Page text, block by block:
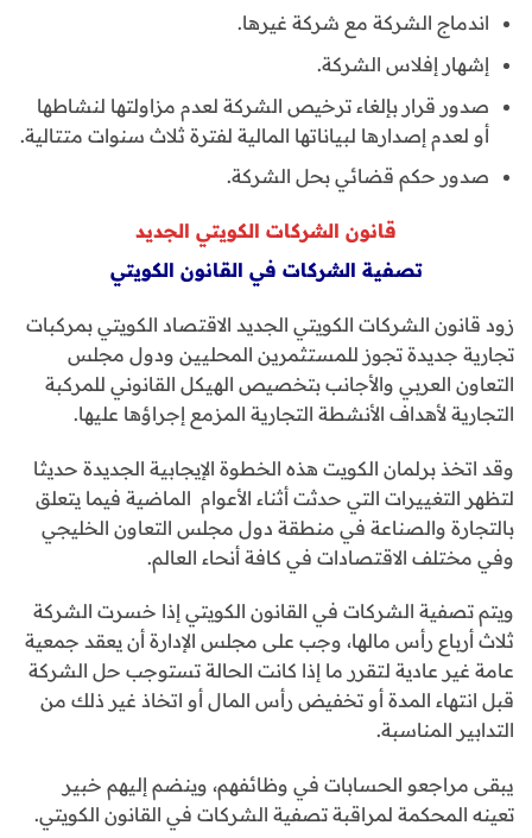
اندماج الشركة مع شركة غيرها.
إشهار إفلاس الشركة.
صدور قرار بإلغاء ترخيص الشركة لعدم مزاولتها لنشاطها
أو لعدم إصدارها لبياناتها المالية لفترة ثلاث سنوات متتالية.
صدور حكم قضائي بحل الشركة.
قانون الشركات الكويتي الجديد
تصفية الشركات في القانون الكويتي
زود قانون الشركات الكويتي الجديد الاقتصاد الكويتي بمركبات
تجارية جديدة تجوز للمستثمرين المحليين ودول مجلس
التعاون العربي والأجانب بتخصيص الهيكل القانوني للمركبة
التجارية لأهداف الأنشطة التجارية المزمع إجراؤها عليها.
وقد اتخذ برلمان الكويت هذه الخطوة الإيجابية الجديدة حديثا
لتظهر التغييرات التي حدثت أثناء الأعوام الماضية فيما يتعلق
بالتجارة والصناعة في منطقة دول مجلس التعاون الخليجي
وفي مختلف الاقتصادات في كافة أنحاء العالم.
ويتم تصفية الشركات في القانون الكويتي إذا خسرت الشركة
ثلاث أرباع رأس مالها، وجب على مجلس الإدارة أن يعقد جمعية
عامة غير عادية لتقرر ما إذا كانت الحالة تستوجب حل الشركة
قبل انتهاء المدة أو تخفيض رأس المال أو اتخاذ غير ذلك من
التدابير المناسبة.
يبقى مراجعو الحسابات في وظائفهم، وينضم إليهم خبير
تعينه المحكمة لمراقبة تصفية الشركات في القانون الكويتي.